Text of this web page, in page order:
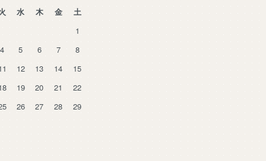
水 木 金
土
1
4
5 6 7
8
12 13 14
15
19 20 21
22
26 27 28 29